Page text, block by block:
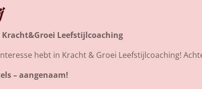
Leefstijlcoaching
hebt in Kracht & Groei Leefstijlcoaching!
– aangenaam!